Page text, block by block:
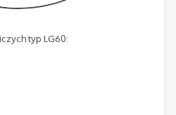
typ LG60: